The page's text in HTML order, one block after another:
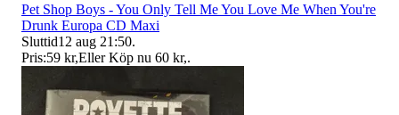
Pet Shop Boys - You Only Tell Me You Love Me When You're
Drunk Europa CD Maxi
Sluttid12 aug 21:50.
Pris:59 kr,Eller Köp nu 60 kr,.